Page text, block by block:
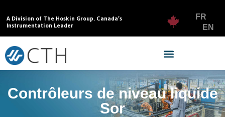
A Division of The Hoskin Group. Canada’s
Instrumentation Leader
FR
EN
Contrôleurs de niveau liquide
Sor